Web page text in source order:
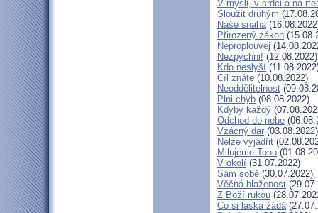
V mysli, v srdci a na
Sloužit druhým
Naše snaha
Přirozený zákon
Neproplouvej
Nezpychni! (12.08.2022)
Kdo neslyší
Cíl znáte (10.08.2022)
Neoddělitelnost
Plni chyb (08.08.2022)
Kdyby každý
Odchod do nebe
Vzácný dar (03.08.2022)
Nelze vyjádřit
Milujeme Toho
V okolí (31.07.2022)
Sám sobě (30.07.2022)
Věčná blaženost
Z Boží rukou
Co si láska žádá